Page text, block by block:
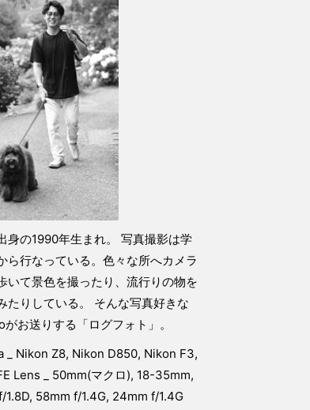
身の1990年生まれ。 写真撮影は学
ら行なっている。色々な所へカメラ
いて景色を撮ったり、流行りの物を
たりしている。 そんな写真好きな
がお送りする「ログフォト」。
_ Nikon Z8, Nikon D850, Nikon F3,
Lens _ 50mm(マクロ), 18-35mm,
1.8D, 58mm f/1.4G, 24mm f/1.4G